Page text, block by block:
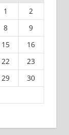
1
2
8
9
15
16
22
23
29
30